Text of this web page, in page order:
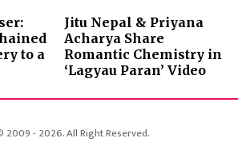
to a
Jitu Nepal & Priyana
Acharya Share
Romantic Chemistry in
‘Lagyau Paran’ Video
2009 - 2026. All Right Reserved.